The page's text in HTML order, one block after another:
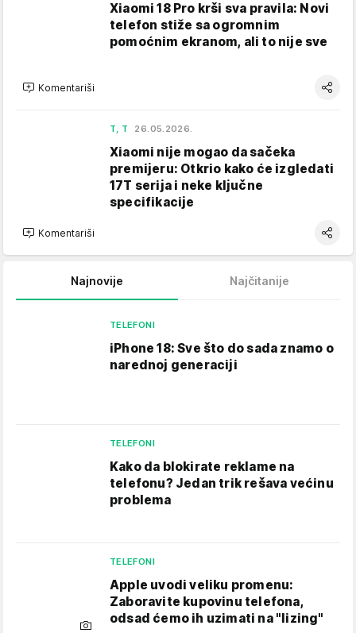
Xiaomi 18 Pro krši sva pravila: Novi
telefon stiže sa ogromnim
pomoćnim ekranom, ali to nije sve
Komentariši
T, T 26.05.2026.
Xiaomi nije mogao da sačeka
premijeru: Otkrio kako će izgledati
17T serija i neke ključne
specifikacije
Komentariši
Najnovije Najčitanije
TELEFONI
iPhone 18: Sve što do sada znamo o
narednoj generaciji
TELEFONI
Kako da blokirate reklame na
telefonu​? Jedan trik rešava većinu
problema
TELEFONI
Apple uvodi veliku promenu:
Zaboravite kupovinu telefona,
odsad ćemo ih uzimati na "lizing"